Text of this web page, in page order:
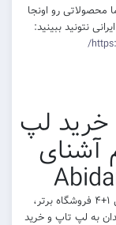
محصولاتی رو اونجا
نتونید ببینید:
خرید لپ
آشنای
اما برسیم به معرفی پنجمین مورد از لیست معرفی ۱+۴ فروشگاه برتر،
به لپ تاپ و خرید